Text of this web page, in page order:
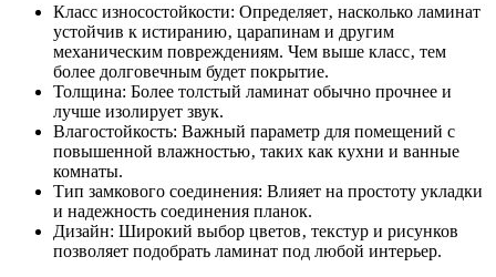
Класс износостойкости: Определяет‚ насколько ламинат
устойчив к истиранию‚ царапинам и другим
механическим повреждениям. Чем выше класс‚ тем
более долговечным будет покрытие.
Толщина: Более толстый ламинат обычно прочнее и
лучше изолирует звук.
Влагостойкость: Важный параметр для помещений с
повышенной влажностью‚ таких как кухни и ванные
комнаты.
Тип замкового соединения: Влияет на простоту укладки
и надежность соединения планок.
Дизайн: Широкий выбор цветов‚ текстур и рисунков
позволяет подобрать ламинат под любой интерьер.